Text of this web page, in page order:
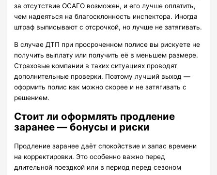
за отсутствие ОСАГО возможен, и его лучше оплатить,
чем надеяться на благосклонность инспектора. Иногда
штраф выписывают с отсрочкой, но лучше не затягивать.
В случае ДТП при просроченном полисе вы рискуете не
получить выплату или получить её в меньшем размере.
Страховые компании в таких ситуациях проводят
дополнительные проверки. Поэтому лучший выход —
оформить полис как можно скорее и не затягивать с
решением.
Стоит ли оформлять продление
заранее — бонусы и риски
Продление заранее даёт спокойствие и запас времени
на корректировки. Это особенно важно перед
длительной поездкой или в период перед сезоном